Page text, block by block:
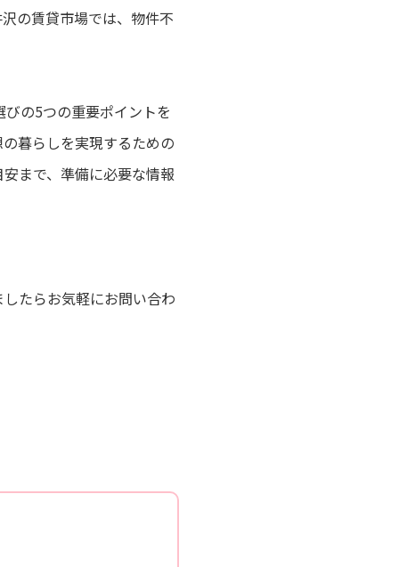
の賃貸市場では、物件不
の5つの重要ポイントを
暮らしを実現するための
まで、準備に必要な情報
たらお気軽にお問い合わ